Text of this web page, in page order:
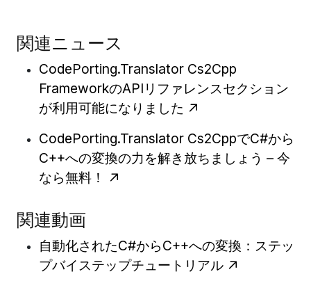
関連ニュース
CodePorting.Translator Cs2Cpp
FrameworkのAPIリファレンスセクション
が利用可能になりました
CodePorting.Translator Cs2CppでC#から
C++への変換の力を解き放ちましょう – 今
なら無料！
関連動画
自動化されたC#からC++への変換：ステッ
プバイステップチュートリアル